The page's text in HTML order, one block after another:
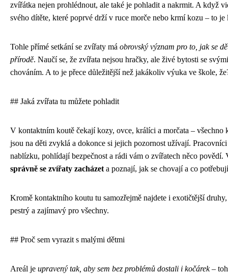
zvířátka nejen prohlédnout, ale také je pohladit a nakrmit. A když
svého dítěte, které poprvé drží v ruce morče nebo krmí kozu – to je
Tohle přímé setkání se zvířaty má obrovský význam pro to, jak se
přírodě. Naučí se, že zvířata nejsou hračky, ale živé bytosti se
chováním. A to je přece důležitější než jakákoliv výuka ve škole,
## Jaká zvířata tu můžete pohladit
V kontaktním koutě čekají kozy, ovce, králíci a morčata – všechno
jsou na děti zvyklá a dokonce si jejich pozornost užívají.
nablízku, pohlídají bezpečnost a rádi vám o zvířatech něco povědí.
správně se zvířaty zacházeta poznají, jak se chovají a co
Kromě kontaktního koutu tu samozřejmě najdete i exotičtější
pestrý a zajímavý pro všechny.
## Proč sem vyrazit s malými dětmi
Areál je upravený tak, aby sem bez problémů dostali i kočárek–